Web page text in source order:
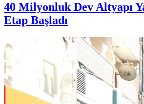
40 Milyonluk Dev Altyapı
Etap Başladı